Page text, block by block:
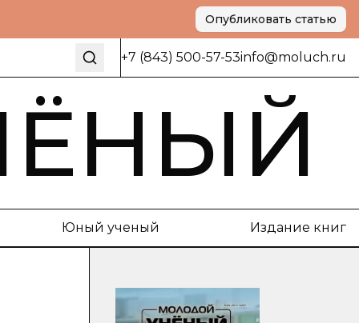
Опубликовать статью
+7 (843) 500-57-53info@moluch.ru
Юный ученый Издание книг